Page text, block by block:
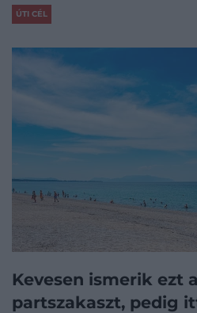
ÚTI CÉL
Kevesen ismerik ezt
partszakaszt, pedig